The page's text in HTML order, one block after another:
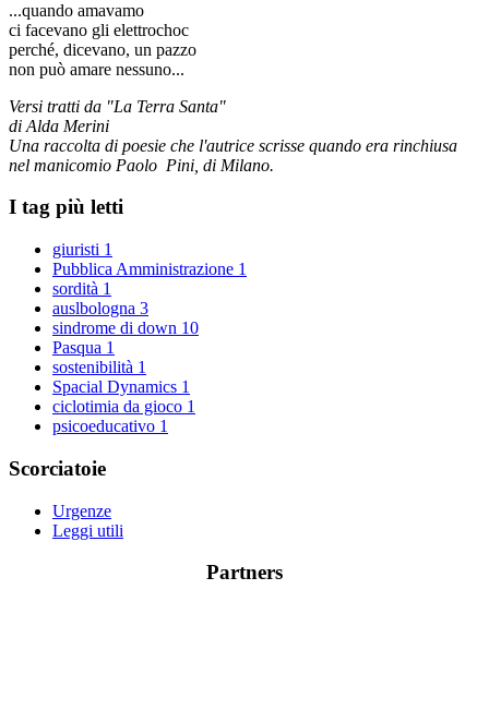
...quando amavamo
ci facevano gli elettrochoc
perché, dicevano, un pazzo
non può amare nessuno...
Versi tratti da "La Terra Santa"
di Alda Merini
Una raccolta di poesie che l'autrice scrisse quando era rinchiusa
nel manicomio Paolo Pini, di Milano.
I tag più letti
giuristi 1
Pubblica Amministrazione 1
sordità 1
auslbologna 3
sindrome di down 10
Pasqua 1
sostenibilità 1
Spacial Dynamics 1
ciclotimia da gioco 1
psicoeducativo 1
Scorciatoie
Urgenze
Leggi utili
Partners